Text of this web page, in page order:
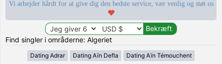
Vi arbejder hårdt for at give dig den bedste service, vær venlig og støt os
Find singler i områderne: Algeriet
Dating Adrar Dating Aïn Defla Dating Aïn Témouchent